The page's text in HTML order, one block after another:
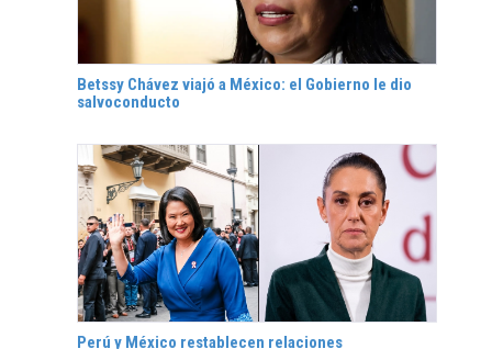
Betssy Chávez viajó a México: el Gobierno le dio
salvoconducto
Perú y México restablecen relaciones